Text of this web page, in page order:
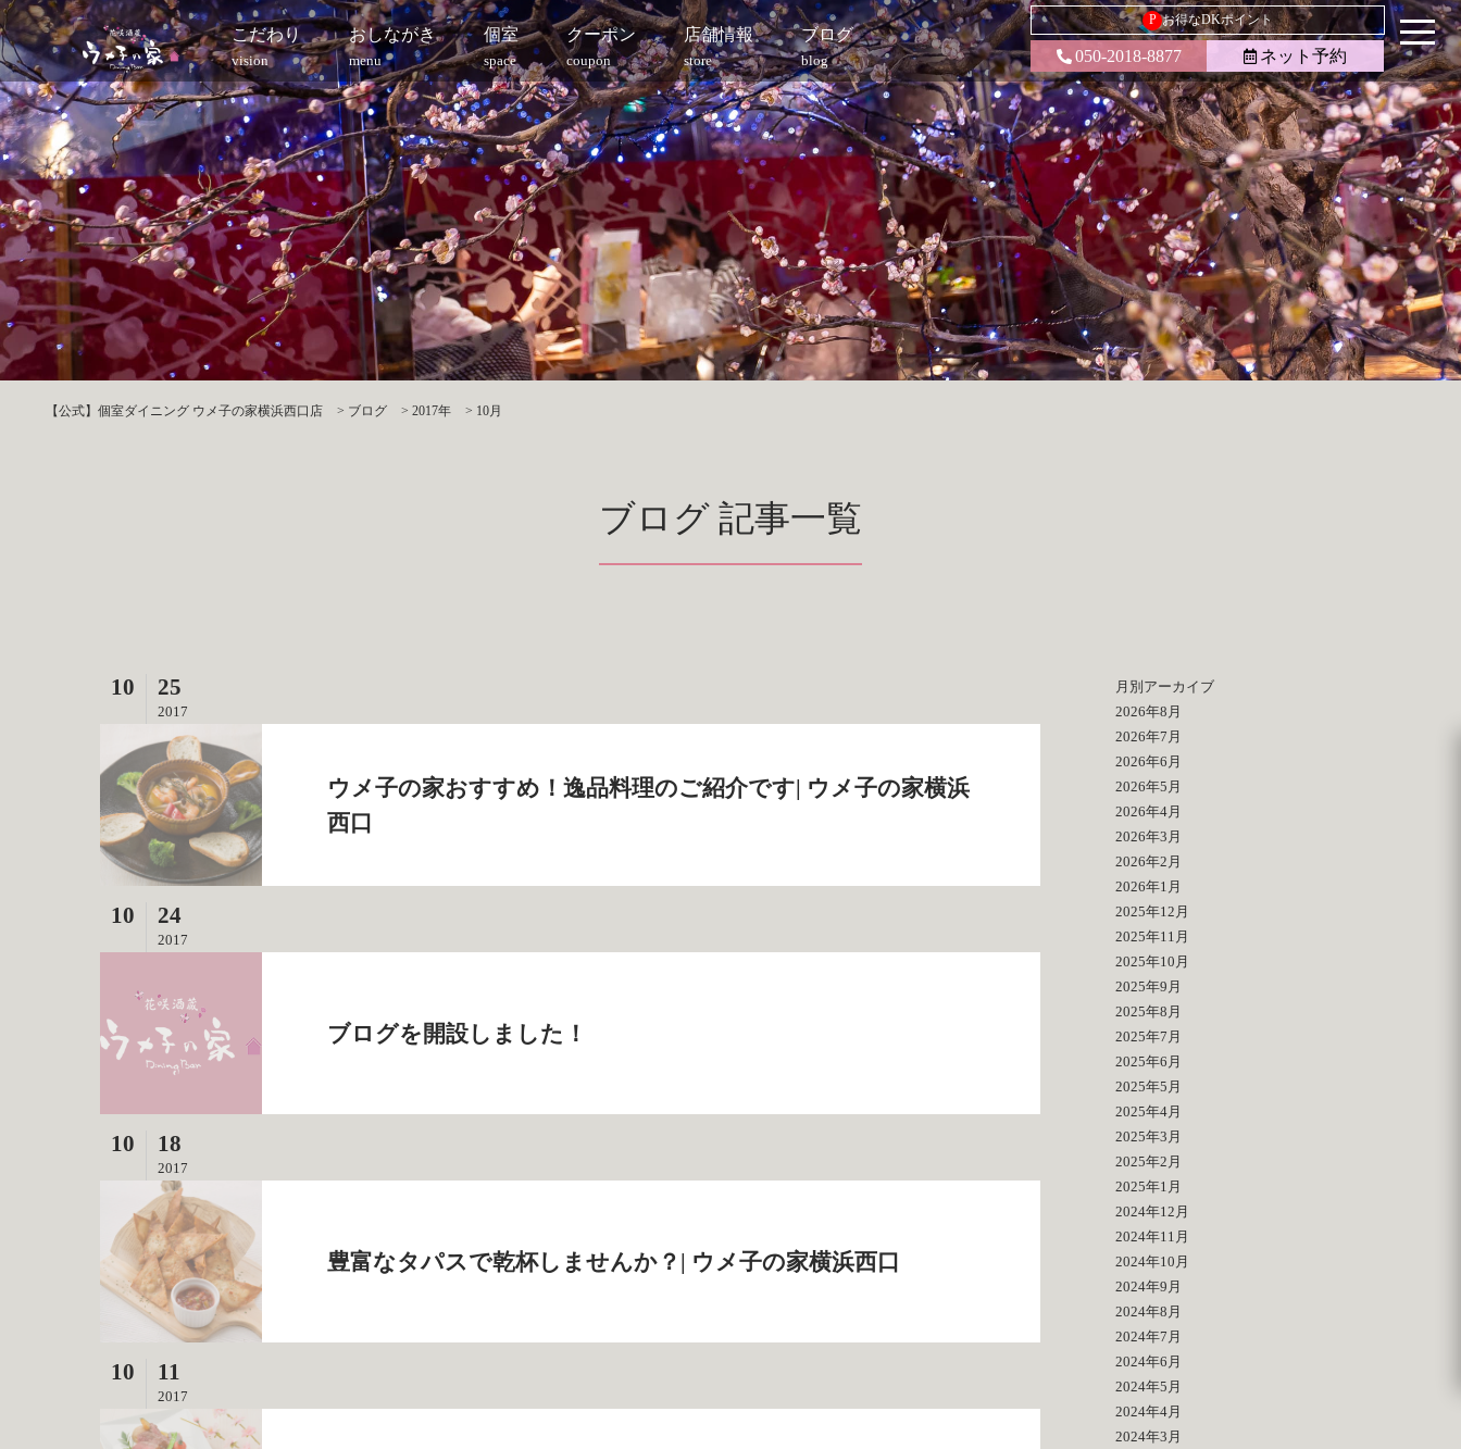
こだわり
vision
おしながき
menu
個室
space
クーポン
coupon
店舗情報
store
ブログ
blog
P お得なDKポイント
050-2018-8877 ネット予約
【公式】個室ダイニング ウメ子の家横浜西口店 > ブログ > 2017年 > 10月
ブログ 記事一覧
10 25
2017
ウメ子の家おすすめ！逸品料理のご紹介です| ウメ子の家横浜
西口
10 24
2017
ブログを開設しました！
10 18
2017
豊富なタパスで乾杯しませんか？| ウメ子の家横浜西口
10 11
2017
月別アーカイブ
2026年8月
2026年7月
2026年6月
2026年5月
2026年4月
2026年3月
2026年2月
2026年1月
2025年12月
2025年11月
2025年10月
2025年9月
2025年8月
2025年7月
2025年6月
2025年5月
2025年4月
2025年3月
2025年2月
2025年1月
2024年12月
2024年11月
2024年10月
2024年9月
2024年8月
2024年7月
2024年6月
2024年5月
2024年4月
2024年3月